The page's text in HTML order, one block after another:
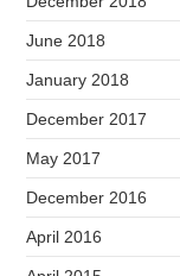
June 2018
January 2018
December 2017
May 2017
December 2016
April 2016